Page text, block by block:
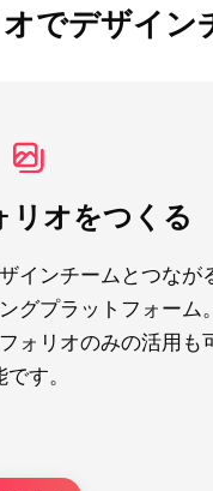
でデザイン
リオをつくる
インチームとつなが
グプラットフォーム。
ォリオのみの活用も
です。